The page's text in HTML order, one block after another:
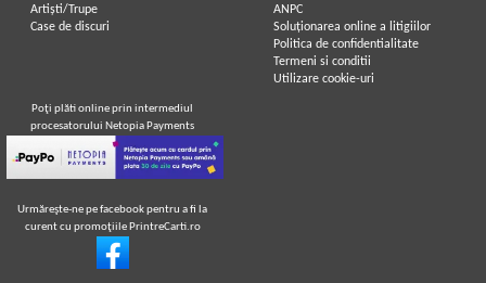
Artiști/Trupe
Case de discuri
ANPC
Soluționarea online a litigiilor
Politica de confidentialitate
Termeni si conditii
Utilizare cookie-uri
Poţi plăti online prin intermediul
procesatorului Netopia Payments
Urmăreşte-ne pe facebook pentru a fi la
curent cu promoţiile PrintreCarti.ro